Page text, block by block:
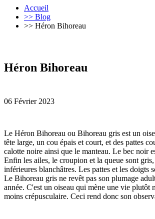
Accueil
>> Blog
>> Héron Bihoreau
Héron Bihoreau
06 Février 2023
Le Héron Bihoreau ou Bihoreau gris est un
tête large, un cou épais et court, et des pattes
calotte noire ainsi que le manteau. Le bec noir
Enfin les ailes, le croupion et la queue sont gris,
inférieures blanchâtres. Les pattes et les doigts
Le Bihoreau gris ne revêt pas son plumage
année. C'est un oiseau qui mène une vie plutôt
moins crépusculaire. Ceci rend donc son